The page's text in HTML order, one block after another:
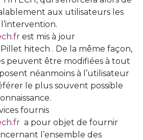
aux utilisateurs les
est mis à jour
hitech . De la même façon,
peuvent être modifiées à tout
néanmoins à l’utilisateur
le plus souvent possible
fournis
a pour objet de fournir
l’ensemble des